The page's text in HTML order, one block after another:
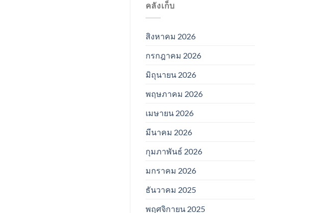
คลังเก็บ
สิงหาคม 2026
กรกฎาคม 2026
มิถุนายน 2026
พฤษภาคม 2026
เมษายน 2026
มีนาคม 2026
กุมภาพันธ์ 2026
มกราคม 2026
ธันวาคม 2025
พฤศจิกายน 2025